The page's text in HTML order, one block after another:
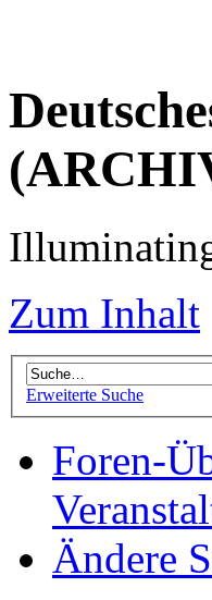
Zum Inhalt
Erweiterte Suche
Foren-
Ändere